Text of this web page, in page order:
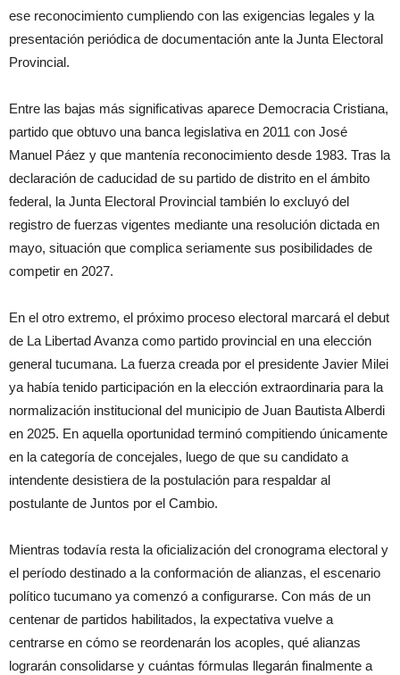
ese reconocimiento cumpliendo con las exigencias legales y la
presentación periódica de documentación ante la Junta Electoral
Provincial.
Entre las bajas más significativas aparece Democracia Cristiana,
partido que obtuvo una banca legislativa en 2011 con José
Manuel Páez y que mantenía reconocimiento desde 1983. Tras la
declaración de caducidad de su partido de distrito en el ámbito
federal, la Junta Electoral Provincial también lo excluyó del
registro de fuerzas vigentes mediante una resolución dictada en
mayo, situación que complica seriamente sus posibilidades de
competir en 2027.
En el otro extremo, el próximo proceso electoral marcará el debut
de La Libertad Avanza como partido provincial en una elección
general tucumana. La fuerza creada por el presidente Javier Milei
ya había tenido participación en la elección extraordinaria para la
normalización institucional del municipio de Juan Bautista Alberdi
en 2025. En aquella oportunidad terminó compitiendo únicamente
en la categoría de concejales, luego de que su candidato a
intendente desistiera de la postulación para respaldar al
postulante de Juntos por el Cambio.
Mientras todavía resta la oficialización del cronograma electoral y
el período destinado a la conformación de alianzas, el escenario
político tucumano ya comenzó a configurarse. Con más de un
centenar de partidos habilitados, la expectativa vuelve a
centrarse en cómo se reordenarán los acoples, qué alianzas
lograrán consolidarse y cuántas fórmulas llegarán finalmente a